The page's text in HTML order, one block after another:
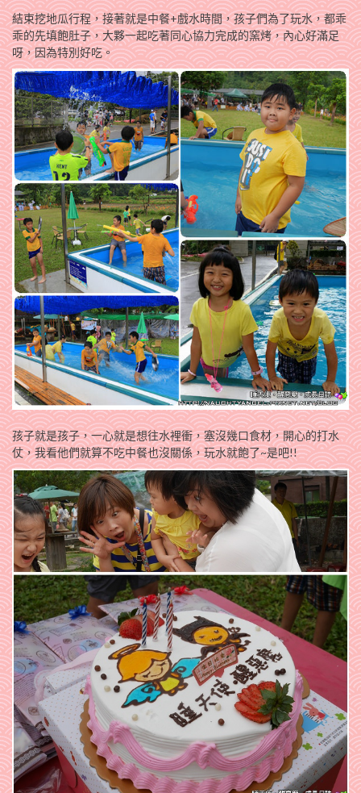
結束挖地瓜行程，接著就是中餐+戲水時間，孩子們為了玩水，都乖
乖的先填飽肚子，大夥一起吃著同心協力完成的窯烤，內心好滿足
呀，因為特別好吃。
孩子就是孩子，一心就是想往水裡衝，塞沒幾口食材，開心的打水
仗，我看他們就算不吃中餐也沒關係，玩水就飽了~是吧!!